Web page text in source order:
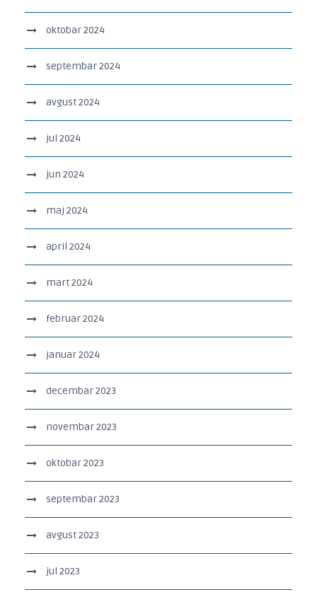
oktobar 2024
septembar 2024
avgust 2024
jul 2024
jun 2024
maj 2024
april 2024
mart 2024
februar 2024
januar 2024
decembar 2023
novembar 2023
oktobar 2023
septembar 2023
avgust 2023
jul 2023